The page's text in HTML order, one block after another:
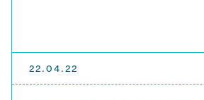
22.04.22